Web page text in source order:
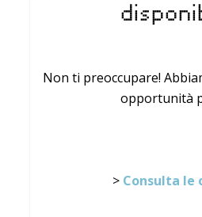
Non ti preoccupare!
opportunità
> Consulta le